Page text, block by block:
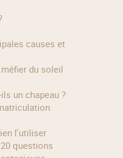
un chapeau ?
l'utiliser
20 questions